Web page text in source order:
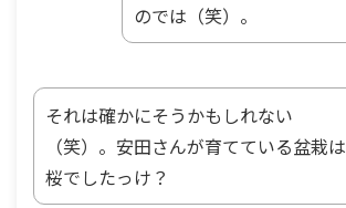
のでは（笑）。
それは確かにそうかもしれない
（笑）。安田さんが育てている盆栽は
桜でしたっけ？